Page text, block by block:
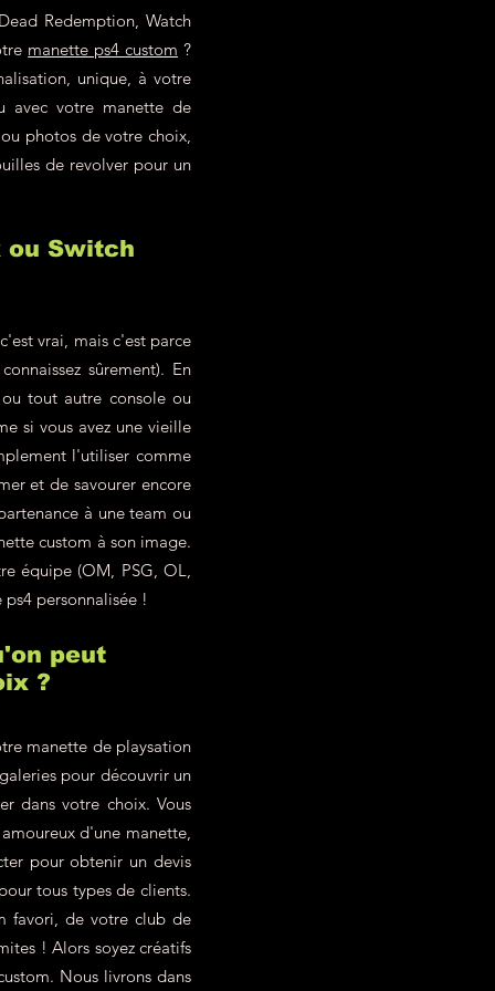
Redemption, Watch
manette ps4 custom ?
unique, à votre
avec votre manette de
photos de votre choix,
de revolver pour un
ou Switch
vrai, mais c'est parce
sûrement). En
tout autre console ou
si vous avez une vieille
l'utiliser comme
et de savourer encore
à une team ou
custom à son image.
équipe (OM, PSG, OL,
personnalisée !
peut
?
manette de playsation
pour découvrir un
dans votre choix. Vous
d'une manette,
pour obtenir un devis
tous types de clients.
favori, de votre club de
! Alors soyez créatifs
Nous livrons dans